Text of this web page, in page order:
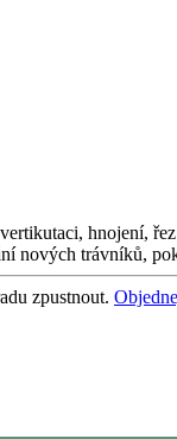
hnojení,
nových trávníků,
zpustnout.